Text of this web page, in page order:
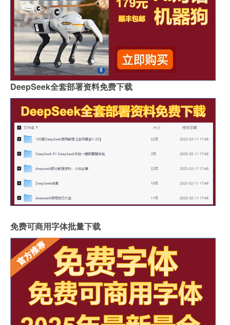
DeepSeek全套部署资料免费下载
免费可商用字体批量下载